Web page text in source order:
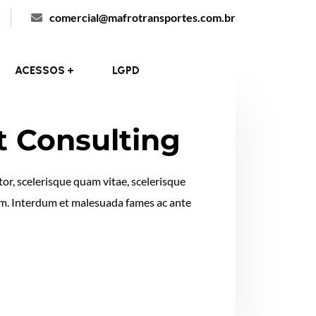
comercial@mafrotransportes.com.br
ACESSOS LGPD
Consulting
scelerisque quam vitae, scelerisque
Interdum et malesuada fames ac ante